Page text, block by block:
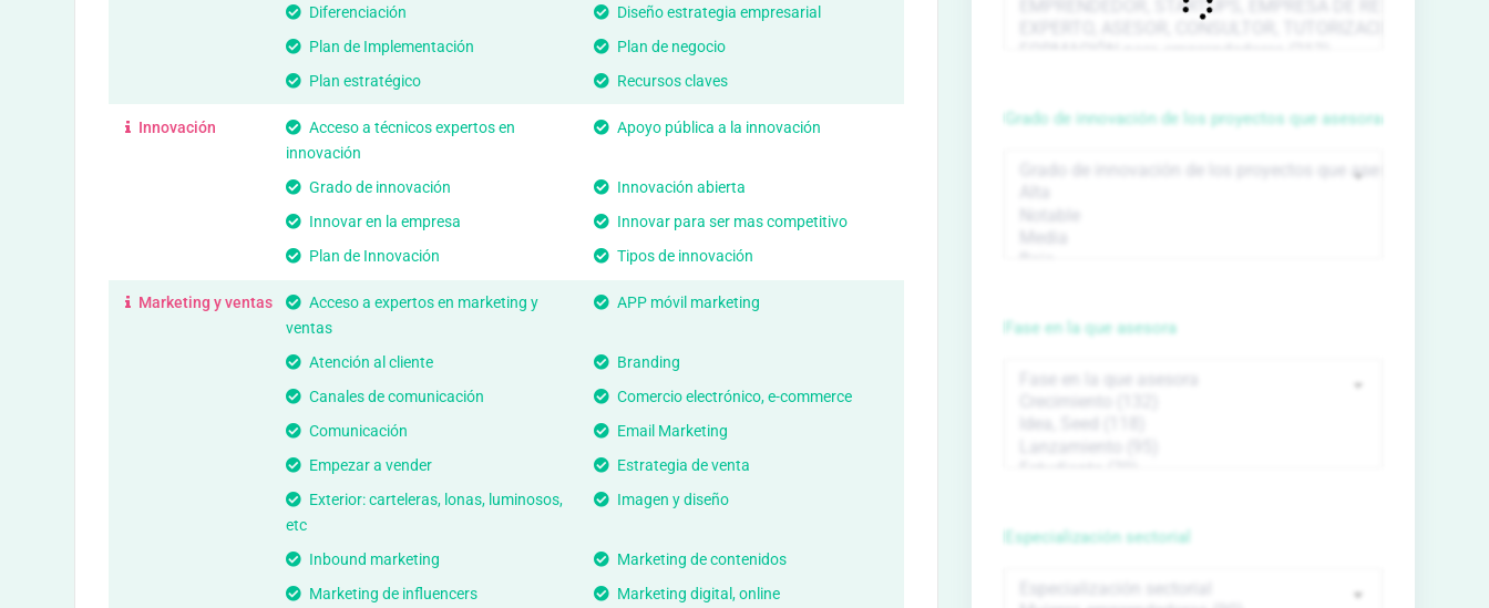
Diferenciación
Diseño estrategia empresarial
Plan de Implementación
Plan de negocio
Plan estratégico
Recursos claves
Innovación
Acceso a técnicos expertos en
innovación
Apoyo pública a la innovación
Grado de innovación
Innovación abierta
Innovar en la empresa
Innovar para ser mas competitivo
Plan de Innovación
Tipos de innovación
Marketing y ventas
Acceso a expertos en marketing y
ventas
APP móvil marketing
Atención al cliente
Branding
Canales de comunicación
Comercio electrónico, e-commerce
Comunicación
Email Marketing
Empezar a vender
Estrategia de venta
Exterior: carteleras, lonas, luminosos,
etc
Imagen y diseño
Inbound marketing
Marketing de contenidos
Marketing de influencers
Marketing digital, online
Grado de innovación de los proyectos que asesora
Fase en la que asesora
Especialización sectorial